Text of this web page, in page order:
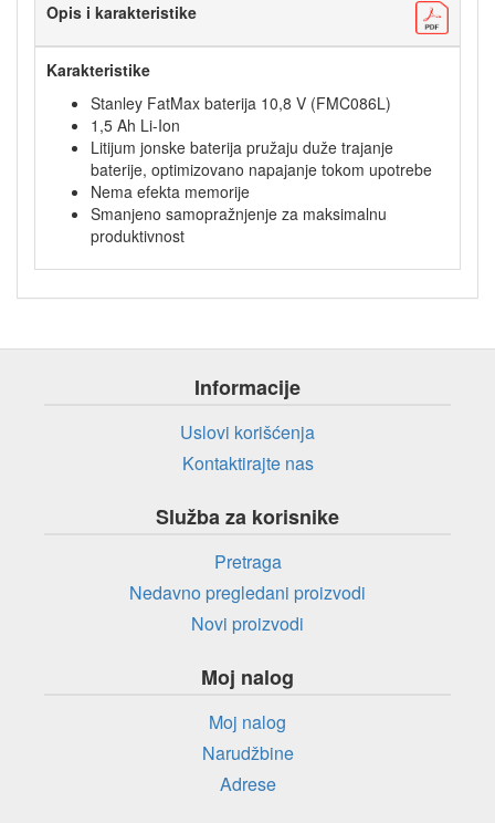
Opis i karakteristike
Karakteristike
Stanley FatMax baterija 10,8 V (FMC086L)
1,5 Ah Li-Ion
Litijum jonske baterija pružaju duže trajanje
baterije, optimizovano napajanje tokom upotrebe
Nema efekta memorije
Smanjeno samopražnjenje za maksimalnu
produktivnost
Informacije
Uslovi korišćenja
Kontaktirajte nas
Služba za korisnike
Pretraga
Nedavno pregledani proizvodi
Novi proizvodi
Moj nalog
Moj nalog
Narudžbine
Adrese